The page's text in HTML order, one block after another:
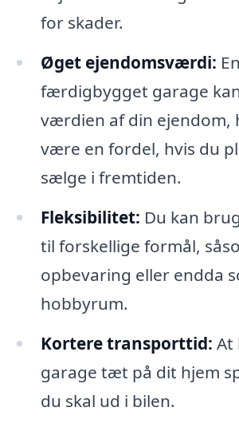
for skader.
Øget ejendomsværdi: En
færdigbygget garage
værdien af din ejendom,
være en fordel, hvis du
sælge i fremtiden.
Fleksibilitet: Du kan
til forskellige formål,
opbevaring eller endda
hobbyrum.
Kortere transporttid: At
garage tæt på dit hjem
du skal ud i bilen.